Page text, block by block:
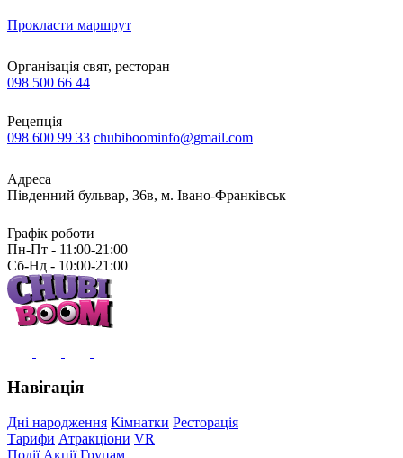
Прокласти маршрут
Організація свят, ресторан
098 500 66 44
Рецепція
098 600 99 33 chubiboominfo@gmail.com
Адреса
Південний бульвар, 36в, м. Івано-Франківськ
Графік роботи
Пн-Пт - 11:00-21:00
Сб-Нд - 10:00-21:00
Навігація
Дні народження Кімнатки Ресторація
Тарифи Атракціони VR
Події Акції Групам